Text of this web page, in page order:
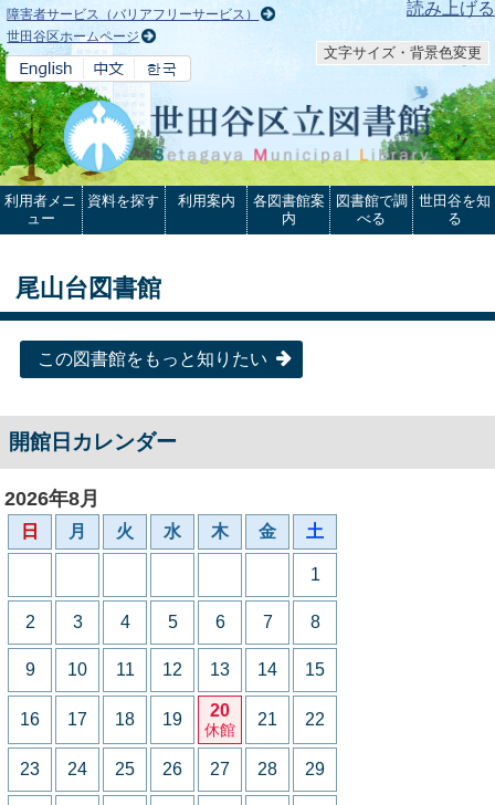
本文へ 読み上げる
障害者サービス（バリアフリーサービス）
世田谷区ホームページ
文字サイズ・背景色変更
利用者メニ
ュー
資料を探す 利用案内
各図書館案
内
図書館で調
べる
世田谷を知
る
尾山台図書館
この図書館をもっと知りたい
開館日カレンダー
2026年8月
日 月 火 水 木 金 土
1
2 3 4 5 6 7 8
9 10 11 12 13 14 15
16 17 18 19 20
休館
21 22
23 24 25 26 27 28 29